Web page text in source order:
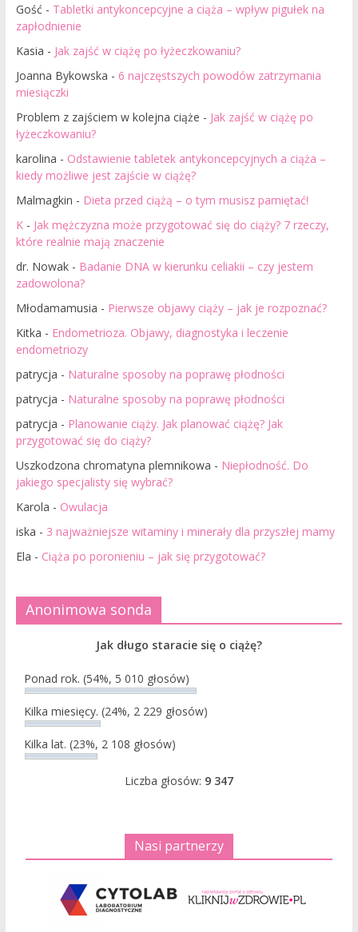
Gość - Tabletki antykoncepcyjne a ciąża – wpływ pigułek na
zapłodnienie
Kasia - Jak zajść w ciążę po łyżeczkowaniu?
Joanna Bykowska - 6 najczęstszych powodów zatrzymania
miesiączki
Problem z zajściem w kolejna ciąże - Jak zajść w ciążę po
łyżeczkowaniu?
karolina - Odstawienie tabletek antykoncepcyjnych a ciąża –
kiedy możliwe jest zajście w ciążę?
Malmagkin - Dieta przed ciążą – o tym musisz pamiętać!
K- Jak mężczyzna może przygotować się do ciąży? 7 rzeczy,
które realnie mają znaczenie
dr. Nowak- Badanie DNA w kierunku celiakii – czy jestem
zadowolona?
Młodamamusia - Pierwsze objawy ciąży – jak je rozpoznać?
Kitka - Endometrioza. Objawy, diagnostyka i leczenie
endometriozy
patrycja - Naturalne sposoby na poprawę płodności
patrycja - Naturalne sposoby na poprawę płodności
patrycja - Planowanie ciąży. Jak planować ciążę? Jak
przygotować się do ciąży?
Uszkodzona chromatyna plemnikowa - Niepłodność. Do
jakiego specjalisty się wybrać?
Karola - Owulacja
iska - 3 najważniejsze witaminy i minerały dla przyszłej mamy
Ela - Ciąża po poronieniu – jak się przygotować?
Anonimowa sonda
Jak długo staracie się o ciążę?
Ponad rok. (54%, 5 010 głosów)
Kilka miesięcy. (24%, 2 229 głosów)
Kilka lat. (23%, 2 108 głosów)
Liczba głosów: 9 347
Nasi partnerzy